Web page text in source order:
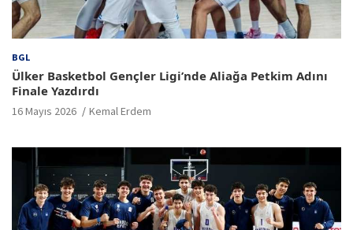
BGL
Ülker Basketbol Gençler Ligi’nde Aliağa Petkim Adını
Finale Yazdırdı
16 Mayıs 2026 Kemal Erdem